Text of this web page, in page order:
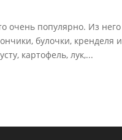
очень популярно. Из
булочки, кренделя
картофель, лук,...